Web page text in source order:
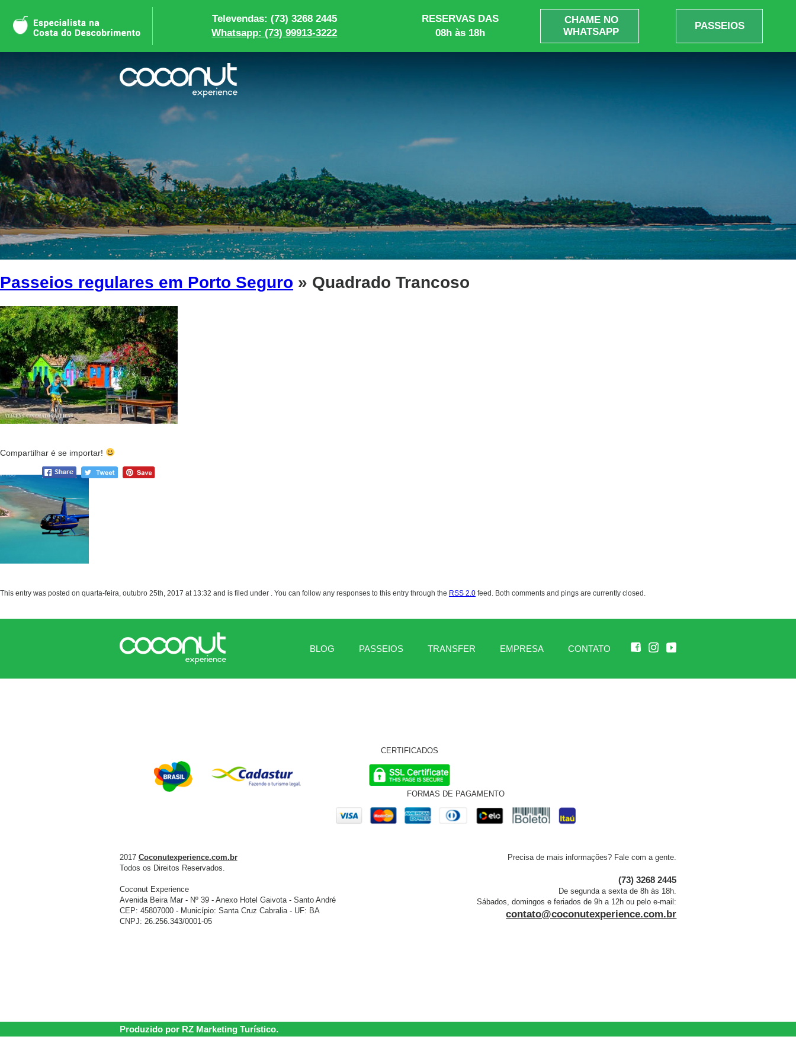
Televendas: (73) 3268 2445
Whatsapp: (73) 99913-3222
RESERVAS DAS
08h às 18h
CHAME NO
WHATSAPP
PASSEIOS
Passeios regulares em Porto Seguro » Quadrado Trancoso
Compartilhar é se importar!
This entry was posted on quarta-feira, outubro 25th, 2017 at 13:32 and is filed under . You can follow any responses to this entry through the RSS 2.0 feed. Both comments and pings are currently closed.
BLOG PASSEIOS TRANSFER EMPRESA CONTATO
CERTIFICADOS
FORMAS DE PAGAMENTO
2017 Coconutexperience.com.br
Todos os Direitos Reservados.
Coconut Experience
Avenida Beira Mar - Nº 39 - Anexo Hotel Gaivota - Santo André
CEP: 45807000 - Município: Santa Cruz Cabralia - UF: BA
CNPJ: 26.256.343/0001-05
Precisa de mais informações? Fale com a gente.
(73) 3268 2445
De segunda a sexta de 8h às 18h.
Sábados, domingos e feriados de 9h a 12h ou pelo e-mail:
contato@coconutexperience.com.br
Produzido por RZ Marketing Turístico.